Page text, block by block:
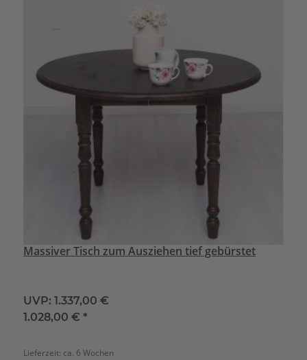
Massiver Tisch zum Ausziehen tief gebürstet
UVP: 1.337,00 €
1.028,00 €*
Lieferzeit: ca. 6 Wochen